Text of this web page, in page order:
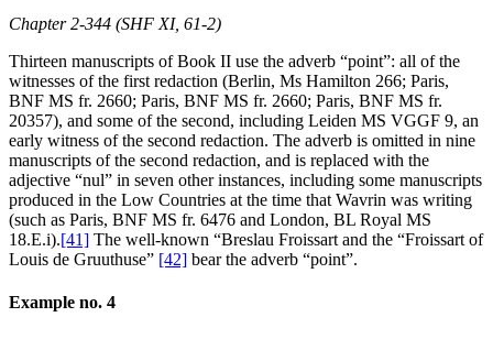
Chapter 2-344 (SHF XI, 61-2)
Thirteen manuscripts of Book II use the adverb “point”: all of the
witnesses of the first redaction (Berlin, Ms Hamilton 266; Paris,
BNF MS fr. 2660; Paris, BNF MS fr. 2660; Paris, BNF MS fr.
20357), and some of the second, including Leiden MS VGGF 9, an
early witness of the second redaction. The adverb is omitted in nine
manuscripts of the second redaction, and is replaced with the
adjective “nul” in seven other instances, including some manuscripts
produced in the Low Countries at the time that Wavrin was writing
(such as Paris, BNF MS fr. 6476 and London, BL Royal MS
18.E.i).[41] The well-known “Breslau Froissart and the “Froissart of
Louis de Gruuthuse” [42] bear the adverb “point”.
Example no. 4